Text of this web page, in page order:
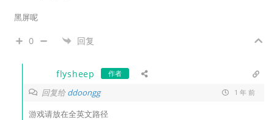
黑屏呢
0 回复
flysheep 作者
回复给ddoongg 1 年 前
游戏请放在全英文路径